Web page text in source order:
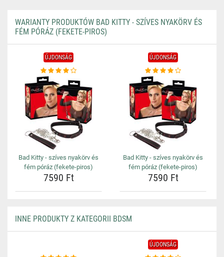
WARIANTY PRODUKTÓW BAD KITTY - SZÍVES NYAKÖRV ÉS
FÉM PÓRÁZ (FEKETE-PIROS)
ÚJDONSÁG
Bad Kitty - szíves nyakörv és
fém póráz (fekete-piros)
7590 Ft
ÚJDONSÁG
Bad Kitty - szíves nyakörv és
fém póráz (fekete-piros)
7590 Ft
INNE PRODUKTY Z KATEGORII BDSM
ÚJDONSÁG